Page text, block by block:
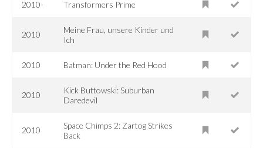
2010- Transformers Prime
2010
Meine Frau, unsere Kinder und
Ich
2010 Batman: Under the Red Hood
2010
Kick Buttowski: Suburban
Daredevil
2010
Space Chimps 2: Zartog Strikes
Back